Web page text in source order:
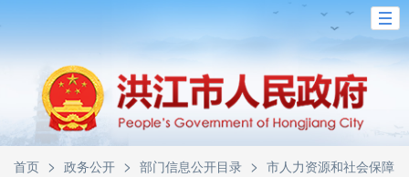
首页 > 政务公开 > 部门信息公开目录 > 市人力资源和社会保障